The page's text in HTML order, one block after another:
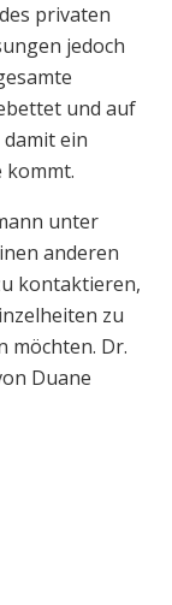
privaten
jedoch
und auf
ein
kommt.
unter
anderen
kontaktieren,
zu
möchten. Dr.
Duane